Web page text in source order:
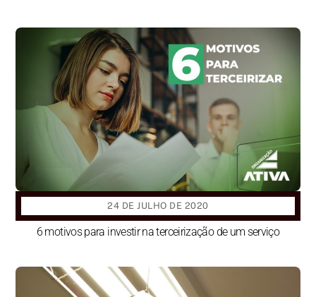
24 DE JULHO DE 2020
6 motivos para investir na terceirização de um serviço